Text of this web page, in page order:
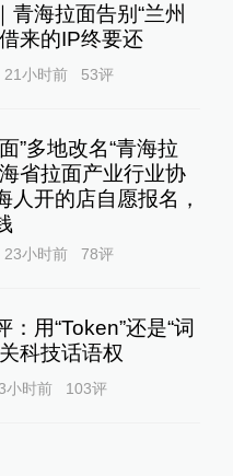
青海拉面告别“兰州
来的IP终要还
21小时前 53评
”多地改名“青海拉
省拉面产业行业协
人开的店自愿报名，
23小时前 78评
：用“Token”还是“词
科技话语权
小时前 103评